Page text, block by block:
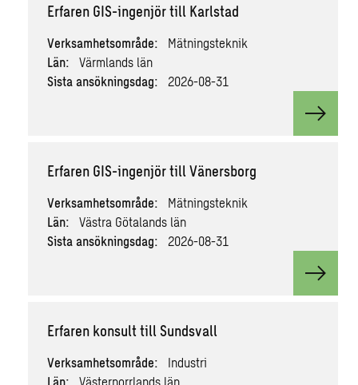
Erfaren GIS-ingenjör till Karlstad
Verksamhetsområde:
Mätningsteknik
Län:
Värmlands län
Sista ansökningsdag:
2026-08-31
View
Erfaren GIS-ingenjör till Vänersborg
Verksamhetsområde:
Mätningsteknik
Län:
Västra Götalands län
Sista ansökningsdag:
2026-08-31
View
Erfaren konsult till Sundsvall
Verksamhetsområde:
Industri
Län:
Västernorrlands län